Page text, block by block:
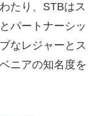
たり、STBはス
パートナーシッ
なレジャーとス
ニアの知名度を